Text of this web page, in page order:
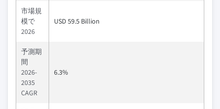
市場規
模で
2026
USD 59.5 Billion
予測期
間
2026-
2035
CAGR
6.3%